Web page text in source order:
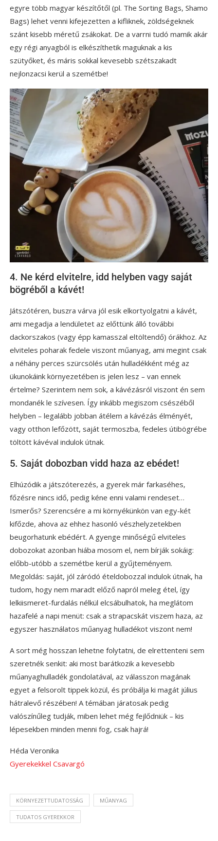
egyre több magyar készítőtől (pl. The Sorting Bags, Shamo
Bags) lehet venni kifejezetten a kifliknek, zöldségeknek
szánt kisebb méretű zsákokat. De a varrni tudó mamik akár
egy régi anyagból is elkészíthetik maguknak a kis
szütyőket, és máris sokkal kevesebb szétszakadt
nejlonzacsi kerül a szemétbe!
4. Ne kérd elvitelre, idd helyben vagy saját
bögréből a kávét!
Játszótéren, buszra várva jól esik elkortyolgatni a kávét,
ami megadja a lendületet az előttünk álló további
dackorszakos (vagy épp kamasszal eltöltendő) órákhoz. Az
elviteles poharak fedele viszont műanyag, ami megint csak
a néhány perces szürcsölés után hulladékként még az
ükunokáink környezetében is jelen lesz – van ennek
értelme? Szerintem nem sok, a kávézásról viszont én sem
mondanék le szívesen. Így inkább megiszom csészéből
helyben – legalább jobban átélem a kávézás élményét,
vagy otthon lefőzött, saját termoszba, fedeles útibögrébe
töltött kávéval indulok útnak.
5. Saját dobozban vidd haza az ebédet!
Elhúzódik a játszóterezés, a gyerek már farkaséhes,
főzésre nincs idő, pedig kéne enni valami rendeset…
Ismerős? Szerencsére a mi környékünkön van egy-két
kifőzde, ahova az ehhez hasonló vészhelyzetekben
beugorhatunk ebédért. A gyenge minőségű elviteles
dobozokat azonban hiába mosom el, nem bírják sokáig:
előbb-utóbb a szemétbe kerül a gyűjteményem.
Megoldás: saját, jól záródó ételdobozzal indulok útnak, ha
tudom, hogy nem maradt előző napról meleg étel, így
lelkiismeret-furdalás nélkül elcsábulhatok, ha meglátom
hazafelé a napi menüt: csak a strapacskát viszem haza, az
egyszer használatos műanyag hulladékot viszont nem!
A sort még hosszan lehetne folytatni, de elrettenteni sem
szeretnék senkit: aki most barátkozik a kevesebb
műanyaghulladék gondolatával, az válasszon magának
egyet a felsorolt tippek közül, és próbálja ki magát július
hátralevő részében! A témában járatosak pedig
valószínűleg tudják, miben lehet még fejlődniük – kis
lépesekben minden menni fog, csak hajrá!
Héda Veronika
Gyerekekkel Csavargó
KÖRNYEZETTUDATOSSÁG MŰANYAG
TUDATOS GYEREKKOR